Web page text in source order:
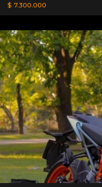
$ 7.300.000